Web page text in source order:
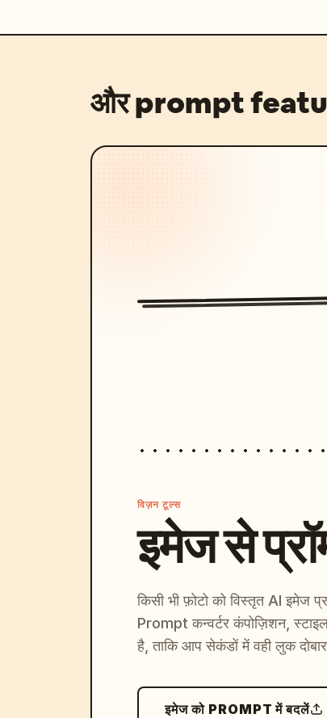
और prompt
विज़न टूल्स
इमेज से
किसी भी फ़ोटो को विस्तृत AI इमेज
Prompt कन्वर्टर कंपोज़िशन,
है, ताकि आप सेकंडों में वही लुक
इमेज को PROMPT में बदलें